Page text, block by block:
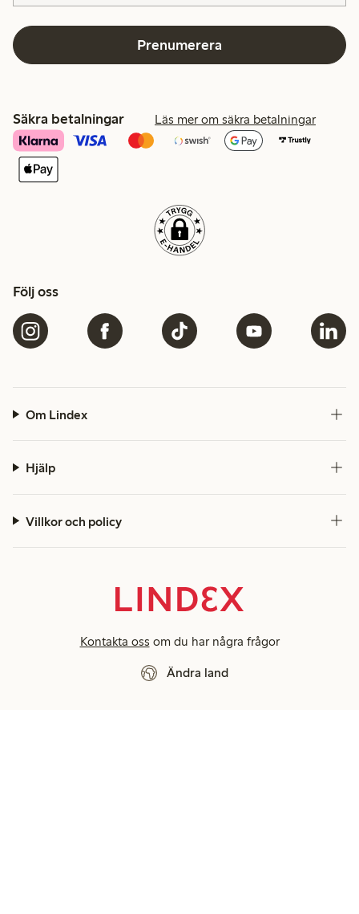
Prenumerera
Säkra betalningar Läs mer om säkra betalningar
Följ oss
Om Lindex
Hjälp
Villkor och policy
Kontakta oss om du har några frågor
Ändra land